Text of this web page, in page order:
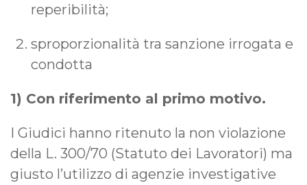
reperibilità;
sproporzionalità tra sanzione irrogata e
condotta
1) Con riferimento al primo motivo.
I Giudici hanno ritenuto la non violazione
della L. 300/70 (Statuto dei Lavoratori) ma
giusto l’utilizzo di agenzie investigative